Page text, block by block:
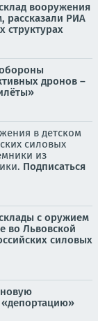
вооружения
рассказали РИА
структурах
дронов –
в детском
силовых
из
Подписаться
с оружием
во Львовской
силовых